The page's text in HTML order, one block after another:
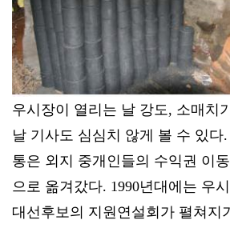
우시장이 열리는 날 강도, 소매치
날 기사도 심심치 않게 볼 수 있다
통은 외지 중개인들의 수익권 이
으로 옮겨갔다. 1990년대에는 우
대선후보의 지원연설회가 펼쳐지